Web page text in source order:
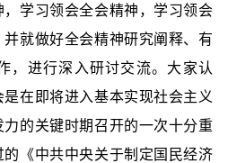
学习领会全会精神，学习领会
就做好全会精神研究阐释、有
，进行深入研讨交流。大家认
在即将进入基本实现社会主义
的关键时期召开的一次十分重
《中共中央关于制定国民经济